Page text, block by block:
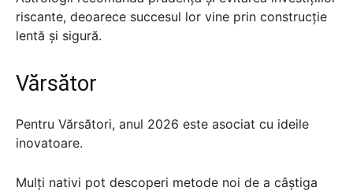
riscante, deoarece succesul lor vine prin construcție
lentă și sigură.
Vărsător
Pentru Vărsători, anul 2026 este asociat cu ideile
inovatoare.
Mulți nativi pot descoperi metode noi de a câștiga